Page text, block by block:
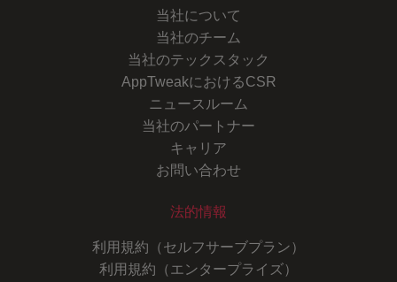
当社について
当社のチーム
当社のテックスタック
AppTweakにおけるCSR
ニュースルーム
当社のパートナー
キャリア
お問い合わせ
法的情報
利用規約（セルフサーブプラン）
利用規約（エンタープライズ）